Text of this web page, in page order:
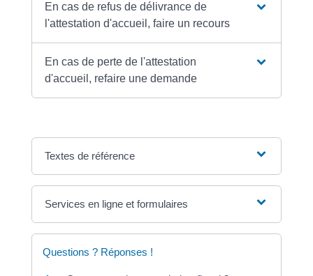
En cas de refus de délivrance de
l'attestation d'accueil, faire un recours
En cas de perte de l'attestation
d'accueil, refaire une demande
Textes de référence
Services en ligne et formulaires
Questions ? Réponses !